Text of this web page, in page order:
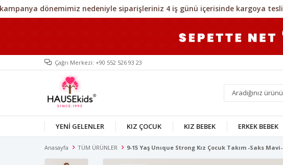
Çağrı Merkezi: +90 552 526 93 23
YENİ GELENLER KIZ ÇOCUK KIZ BEBEK ERKEK BEBEK
Anasayfa TÜM ÜRÜNLER 9-15 Yaş Unıque Strong Kız Çocuk Takım -Saks Mavi-